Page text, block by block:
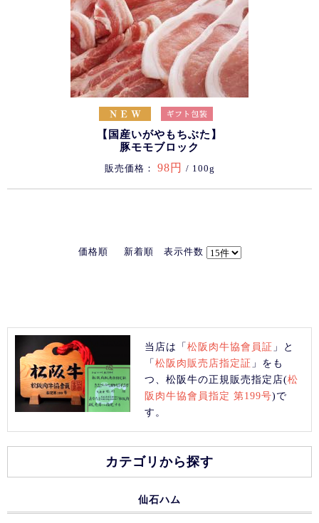
【国産いがやもちぶた】
豚モモブロック
販売価格： 98円 / 100g
価格順 新着順 表示件数
当店は「松阪肉牛協會員証 」と
「松阪肉販売店指定証 」をも
つ、松阪牛の正規販売指定店(松
阪肉牛協會員指定 第199号)で
す。
カテゴリから探す
仙石ハム